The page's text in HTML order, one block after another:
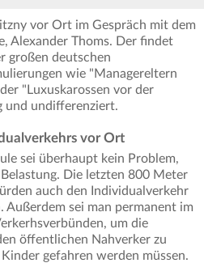
vor Ort im Gespräch mit dem
Alexander Thoms. Der findet
großen deutschen
wie "Managereltern
"Luxuskarossen vor der
und undifferenziert.
vor Ort
sei überhaupt kein Problem,
Die letzten 800 Meter
auch den Individualverkehr
sei man permanent im
um die
öffentlichen Nahverker zu
gefahren werden müssen.